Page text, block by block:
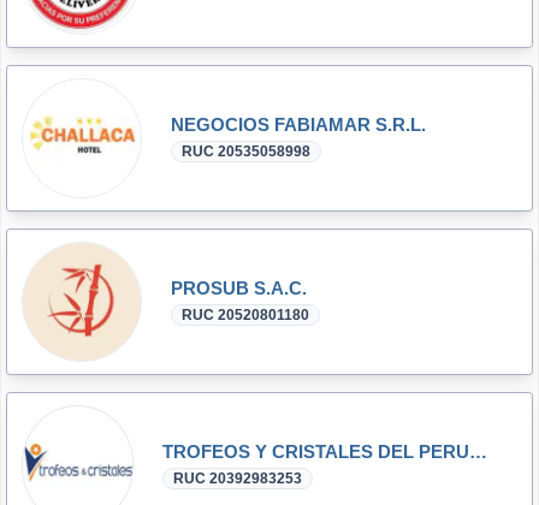
NEGOCIOS FABIAMAR S.R.L.
RUC 20535058998
PROSUB S.A.C.
RUC 20520801180
TROFEOS Y CRISTALES DEL PERU SAC
RUC 20392983253